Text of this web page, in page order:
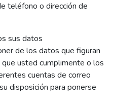
teléfono o dirección de
sus datos
de los datos que figuran
usted cumplimente o los
cuentas de correo
disposición para ponerse